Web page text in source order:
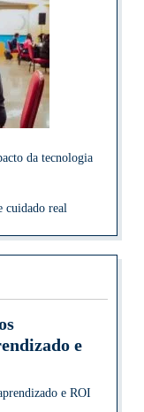
da tecnologia
cuidado real
e
e ROI